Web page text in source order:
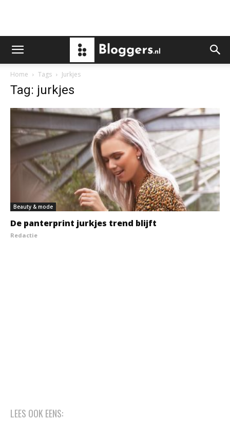
Home Tags Jurkjes
Tag: jurkjes
Beauty & mode
De panterprint jurkjes trend blijft
Redactie
LEES OOK EENS: